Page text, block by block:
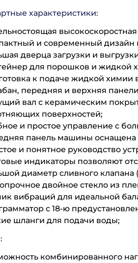
характеристики:
и современный
дверца загрузки и
для порошков и жидкой
к подаче жидкой химии
передняя и верхняя
вал с керамическим
поверхностей;
и простое управление с
панель машины оснащена
и понятное руководство
индикаторы позволяют
диаметр сливного клапана
двойное стекло из
вибраций для идеальной
с 18-ю
шланги для подачи воды;
комбинированного